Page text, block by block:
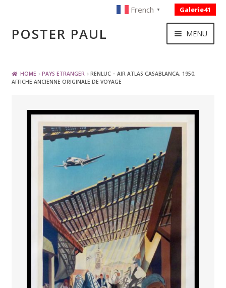
Skip
to
Skip
toPOSTER PAUL
French ▼ Galerie41
MENU
BOISSON – ALIMENTATION
VOYAGE – TRANSPORT
SPORT – COURSE AUTOMOBILE – CYCLES
TOURISME FRANCAIS
PAYS ETRANGER
THEATRE – EXPOSITION
HOME PAYS ETRANGER
RENLUC – AIR ATLAS CASABLANCA, 1950,
AFFICHE ANCIENNE ORIGINALE DE VOYAGE